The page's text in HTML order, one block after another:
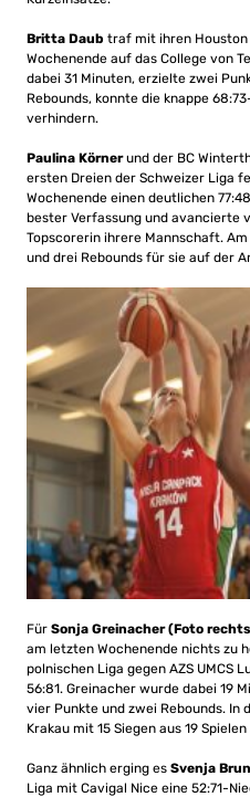
Britta Daub traf mit ihren
Wochenende auf das College von
dabei 31 Minuten, erzielte zwei
Rebounds, konnte die knappe
verhindern.
Paulina Körnerund der BC
ersten Dreien der Schweizer Liga
Wochenende einen deutlichen
bester Verfassung und avancierte
Topscorerin ihrere Mannschaft.
und drei Rebounds für sie auf der
Für Sonja Greinacher (Foto
am letzten Wochenende nichts zu
polnischen Liga gegen AZS UMCS
56:81. Greinacher wurde dabei 19
vier Punkte und zwei Rebounds.
Krakau mit 15 Siegen aus 19
Ganz ähnlich erging es Svenja
Liga mit Cavigal Nice eine 52:71-